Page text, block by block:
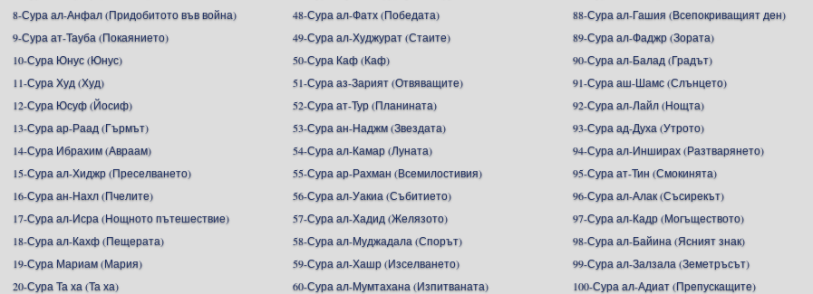
8-Сура ал-Анфал (Придобитото във война)
9-Сура ат-Тауба (Покаянието)
10-Сура Юнус (Юнус)
11-Сура Худ (Худ)
12-Сура Юсуф (Йосиф)
13-Сура ар-Раад (Гърмът)
14-Сура Ибрахим (Авраам)
15-Сура ал-Хиджр (Преселването)
16-Сура ан-Нахл (Пчелите)
17-Сура ал-Исра (Нощното пътешествие)
18-Сура ал-Кахф (Пещерата)
19-Сура Мариам (Мария)
20-Сура Та ха (Та ха)
48-Сура ал-Фатх (Победата)
49-Сура ал-Худжурат (Стаите)
50-Сура Каф (Каф)
51-Сура аз-Зарият (Отвяващите)
52-Сура ат-Тур (Планината)
53-Сура ан-Наджм (Звездата)
54-Сура ал-Камар (Луната)
55-Сура ар-Рахман (Всемилостивия)
56-Сура ал-Уакиа (Събитието)
57-Сура ал-Хадид (Желязото)
58-Сура ал-Муджадала (Спорът)
59-Сура ал-Хашр (Изселването)
60-Сура ал-Мумтахана (Изпитваната)
88-Сура ал-Гашия (Всепокриващият ден)
89-Сура ал-Фаджр (Зората)
90-Сура ал-Балад (Градът)
91-Сура аш-Шамс (Слънцето)
92-Сура ал-Лайл (Нощта)
93-Сура ад-Духа (Утрото)
94-Сура ал-Инширах (Разтварянето)
95-Сура ат-Тин (Смокинята)
96-Сура ал-Алак (Съсирекът)
97-Сура ал-Кадр (Могъществото)
98-Сура ал-Байина (Ясният знак)
99-Сура ал-Залзала (Земетръсът)
100-Сура ал-Адиат (Препускащите)